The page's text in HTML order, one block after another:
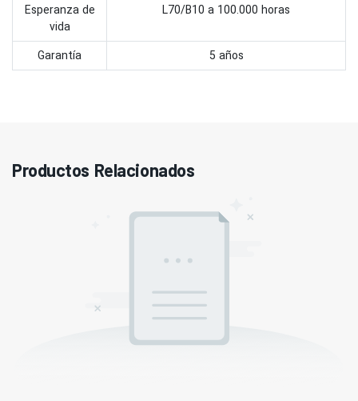
Esperanza de
vida
L70/B10 a 100.000 horas
Garantía 5 años
Productos Relacionados